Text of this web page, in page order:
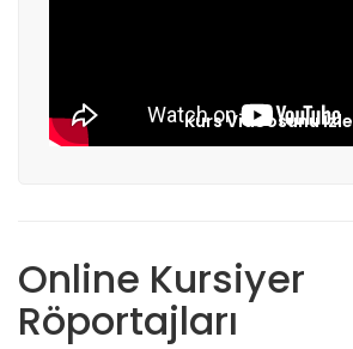
Kurs Videosunu İzle
Online Kursiyer
Röportajları